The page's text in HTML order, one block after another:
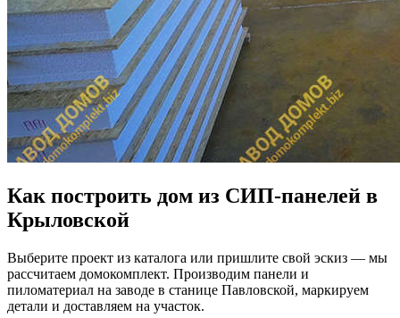
Как построить дом из СИП-панелей в
Крыловской
Выберите проект из каталога или пришлите свой эскиз — мы
рассчитаем домокомплект. Производим панели и
пиломатериал на заводе в станице Павловской, маркируем
детали и доставляем на участок.